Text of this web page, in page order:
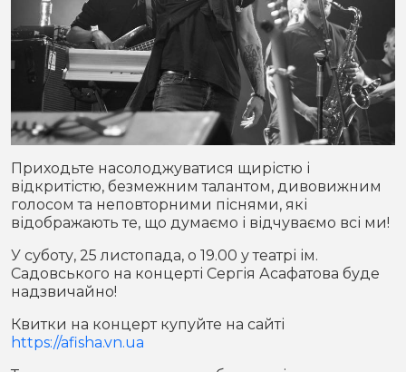
Приходьте насолоджуватися щирістю і
відкритістю, безмежним талантом, дивовижним
голосом та неповторними піснями, які
відображають те, що думаємо і відчуваємо всі ми!
У суботу, 25 листопада, о 19.00 у театрі ім.
Садовського на концерті Сергія Асафатова буде
надзвичайно!
Квитки на концерт купуйте на сайті
https://afisha.vn.ua